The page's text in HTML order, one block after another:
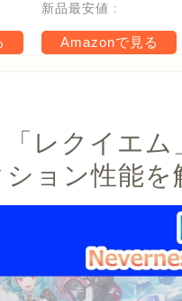
新品最安値 :
Amazonで見る
「レクイエ
ョン性能